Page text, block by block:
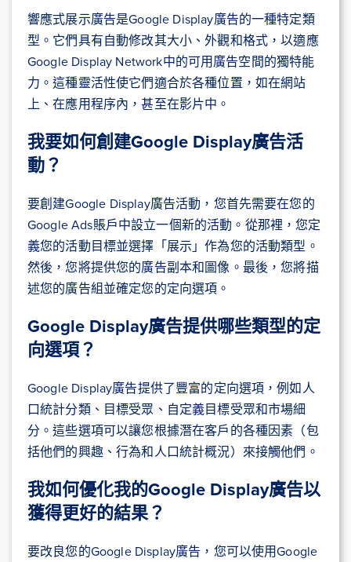
響應式展示廣告是Google Display廣告的一種特定類
型。它們具有自動修改其大小、外觀和格式，以適應
Google Display Network中的可用廣告空間的獨特能
力。這種靈活性使它們適合於各種位置，如在網站
上、在應用程序內，甚至在影片中。
我要如何創建Google Display廣告活
動？
要創建Google Display廣告活動，您首先需要在您的
Google Ads賬戶中設立一個新的活動。從那裡，您定
義您的活動目標並選擇「展示」作為您的活動類型。
然後，您將提供您的廣告副本和圖像。最後，您將描
述您的廣告組並確定您的定向選項。
Google Display廣告提供哪些類型的定
向選項？
Google Display廣告提供了豐富的定向選項，例如人
口統計分類、目標受眾、自定義目標受眾和市場細
分。這些選項可以讓您根據潛在客戶的各種因素（包
括他們的興趣、行為和人口統計概況）來接觸他們。
我如何優化我的Google Display廣告以
獲得更好的結果？
要改良您的Google Display廣告，您可以使用Google